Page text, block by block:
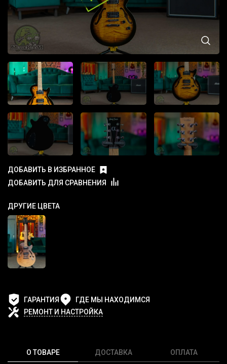
ДОБАВИТЬ В ИЗБРАННОЕ
ДОБАВИТЬ ДЛЯ СРАВНЕНИЯ
ДРУГИЕ ЦВЕТА
ГАРАНТИЯ
ГДЕ МЫ НАХОДИМСЯ
РЕМОНТ И НАСТРОЙКА
О ТОВАРЕ ДОСТАВКА ОПЛАТА